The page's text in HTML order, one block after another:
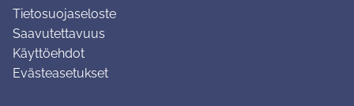
Tietosuojaseloste
Saavutettavuus
Käyttöehdot
Evästeasetukset